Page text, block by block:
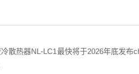
散热器NL-LC1最快将于2026年底发布